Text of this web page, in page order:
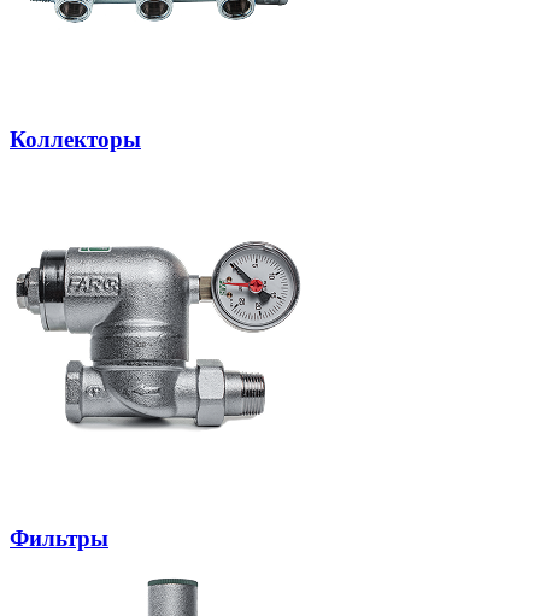
Коллекторы
Фильтры